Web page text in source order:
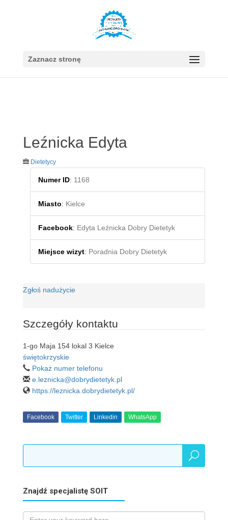
Zaznacz stronę
Leźnicka Edyta
Dietetycy
Numer ID: 1168
Miasto: Kielce
Facebook: Edyta Leźnicka Dobry Dietetyk
Miejsce wizyt: Poradnia Dobry Dietetyk
Zgłoś nadużycie
Szczegóły kontaktu
1-go Maja 154 lokal 3 Kielce
świętokrzyskie
Pokaż numer telefonu
e.leznicka@dobrydietetyk.pl
https://leznicka.dobrydietetyk.pl/
Facebook Twitter Linkedin WhatsApp
Znajdź specjalistę SOIT